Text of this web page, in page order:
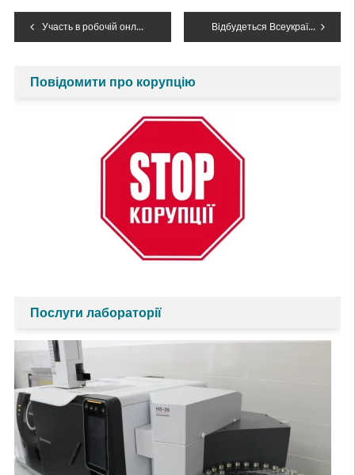
Навігація
Участь в робочій онлайн-нараді з обговорення питань з опрацювання документів для отримання дозволів на спеціальне водокористування з урахуванням водогосподарських балансів Відбудеться Всеукраїнська науково-практична конференція “Басейновий підхід в управлінні водними ресурсами України”
Повідомити про корупцію
Послуги лабораторії